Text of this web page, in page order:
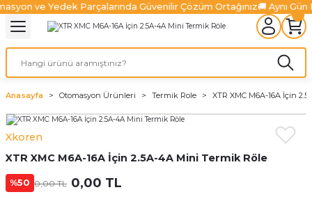
ve Yedek Parçalarında Güvenilir Çözüm Ortağınız🚚 Aynı Gün
Geri Dön
Sistemleri
Üniteleri
Geri Dön
Sürücüler
Geri Dön
Ürünleri Fiber Lazer Ürünleri
Fiber Lazer Koruyucu Camlar
Fiber Lazer Nozulları
Ürünleri
Geri Dön
Pompaları
Geri Dön
Sistemleri
Geri Dön
Ürünleri
Anasayfa Otomasyon Ürünleri Termik Role XTR XMC M6A-16A İçin
Xkoren
XTR XMC M6A-16A İçin 2.5A-4A Mini Termik Röle
%50 0,00 TL 0,00 TL